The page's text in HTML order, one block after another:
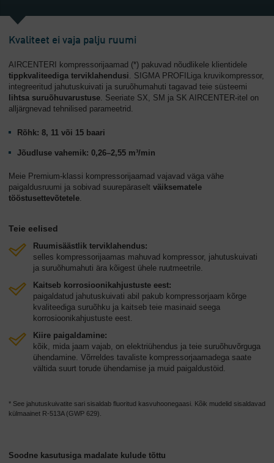
Kvaliteet ei vaja palju ruumi
AIRCENTERI kompressorijaamad (*) pakuvad nõudlikele klientidele
tippkvaliteediga terviklahendusi. SIGMA PROFILiga kruvikompressor,
integreeritud jahutuskuivati ja suruõhumahuti tagavad teie süsteemi
lihtsa suruõhuvarustuse. Seeriate SX, SM ja SK AIRCENTER-itel on
alljärgnevad tehnilised parameetrid.
Rõhk: 8, 11 või 15 baari
Jõudluse vahemik: 0,26–2,55 m³/min
Meie Premium-klassi kompressorijaamad vajavad väga vähe
paigaldusruumi ja sobivad suurepäraselt väiksematele
tööstusettevõtetele.
Teie eelised
Ruumisäästlik terviklahendus:
selles kompressorijaamas mahuvad kompressor, jahutuskuivati
ja suruõhumahuti ära kõigest ühele ruutmeetrile.
Kaitseb korrosioonikahjustuste eest:
paigaldatud jahutuskuivati abil pakub kompressorjaam kõrge
kvaliteediga suruõhku ja kaitseb teie masinaid seega
korrosioonikahjustuste eest.
Kiire paigaldamine:
kõik, mida jaam vajab, on elektriühendus ja teie suruõhuvõrguga
ühendamine. Võrreldes tavaliste kompressorjaamadega saate
vältida suurt torude ühendamise ja muid paigaldustöid.
* See jahutuskuivatite sari sisaldab fluoritud kasvuhoonegaasi. Kõik mudelid sisaldavad
külmaainet R-513A (GWP 629).
Soodne kasutusiga madalate kulude tõttu